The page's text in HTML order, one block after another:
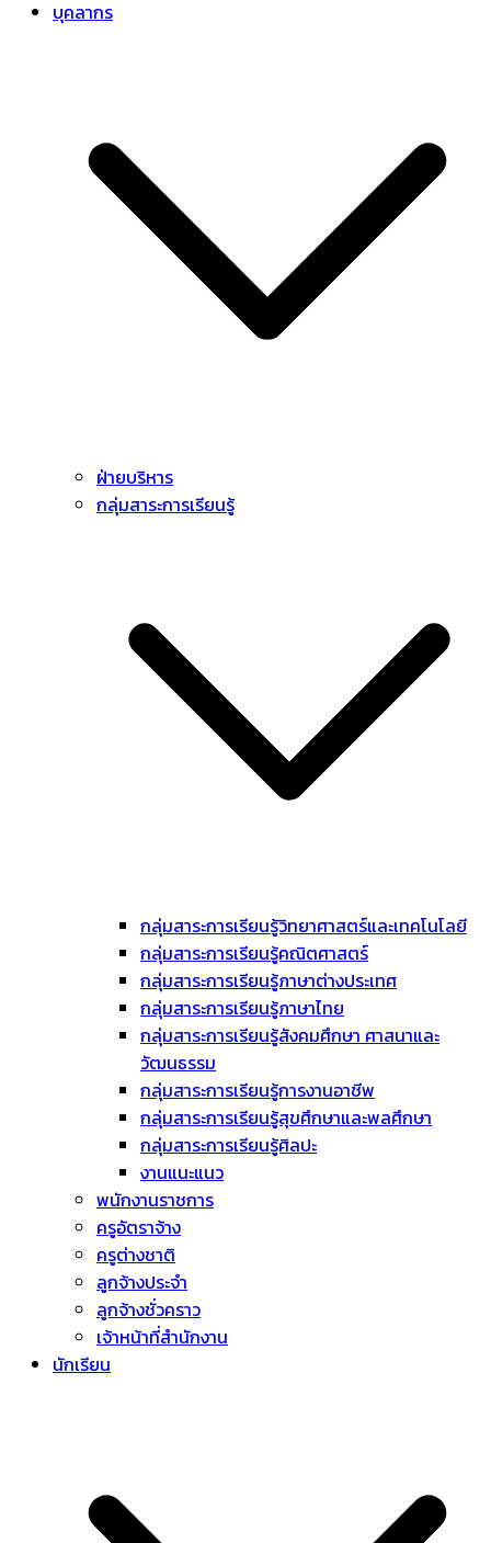
บุคลากร
ฝ่ายบริหาร
กลุ่มสาระการเรียนรู้
กลุ่มสาระการเรียนรู้วิทยาศาสตร์และเทคโนโลยี
กลุ่มสาระการเรียนรู้คณิตศาสตร์
กลุ่มสาระการเรียนรู้ภาษาต่างประเทศ
กลุ่มสาระการเรียนรู้ภาษาไทย
กลุ่มสาระการเรียนรู้สังคมศึกษา ศาสนาและ
วัฒนธรรม
กลุ่มสาระการเรียนรู้การงานอาชีพ
กลุ่มสาระการเรียนรู้สุขศึกษาและพลศึกษา
กลุ่มสาระการเรียนรู้ศิลปะ
งานแนะแนว
พนักงานราชการ
ครูอัตราจ้าง
ครูต่างชาติ
ลูกจ้างประจำ
ลูกจ้างชั่วคราว
เจ้าหน้าที่สำนักงาน
นักเรียน